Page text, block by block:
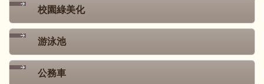
校園綠美化
游泳池
公務車